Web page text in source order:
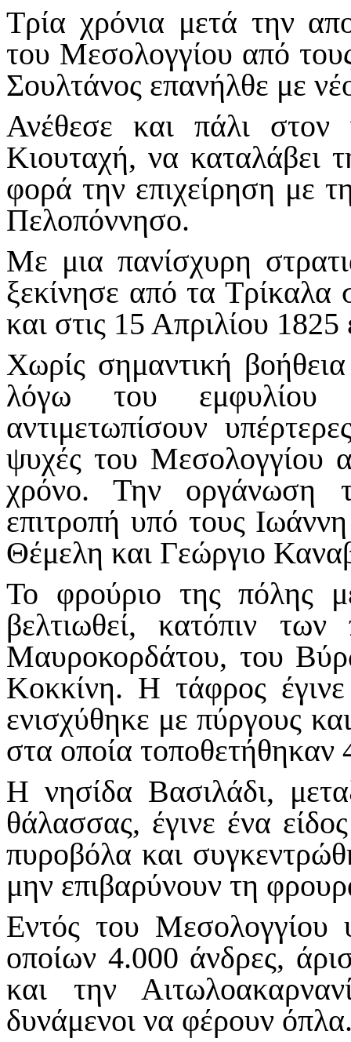
Τρία χρόνια μετά την
του Μεσολογγίου από
Σουλτάνος επανήλθε με
Ανέθεσε και πάλι
Κιουταχή, να καταλάβει
φορά την επιχείρηση με
Πελοπόννησο.
Με μια πανίσχυρη
ξεκίνησε από τα
και στις 15 Απριλίου
Χωρίς σημαντική
λόγω του εμφυλίου
αντιμετωπίσουν
ψυχές του Μεσολογγίου
χρόνο. Την οργάνωση
επιτροπή υπό τους
Θέμελη και Γεώργιο
Το φρούριο της πόλης
βελτιωθεί, κατόπιν
Μαυροκορδάτου, του
Κοκκίνη. Η τάφρος
ενισχύθηκε με πύργους
στα οποία
Η νησίδα Βασιλάδι,
θάλασσας, έγινε ένα
πυροβόλα και
μην επιβαρύνουν τη
Εντός του
οποίων 4.000 άνδρες,
και την
δυνάμενοι να φέρουν